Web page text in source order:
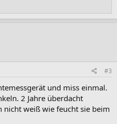
#3
und miss einmal.
2 Jahre überdacht
nicht weiß wie feucht sie beim